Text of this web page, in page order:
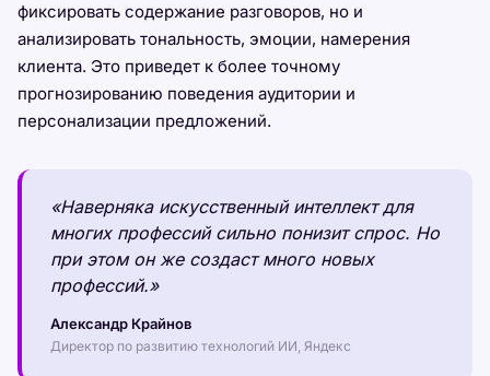
фиксировать содержание разговоров, но и
анализировать тональность, эмоции, намерения
клиента. Это приведет к более точному
прогнозированию поведения аудитории и
персонализации предложений.
«Наверняка искусственный интеллект для
многих профессий сильно понизит спрос. Но
при этом он же создаст много новых
профессий.»
Александр Крайнов
Директор по развитию технологий ИИ, Яндекс